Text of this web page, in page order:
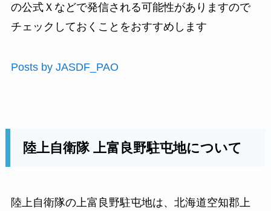
の公式Ｘなどで発信される可能性がありますので
チェックしておくことをおすすめします
Posts by JASDF_PAO
陸上自衛隊 上富良野駐屯地について
陸上自衛隊の上富良野駐屯地は、北海道空知郡上